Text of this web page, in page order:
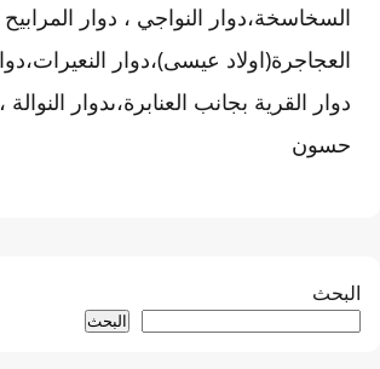
السخاسخة،دوار النواجي ، دوار المرابيح
العجاجرة(اولاد عيسى)،دوار
دوار القرية بجانب العنابرة،ىدوار النوالة
حسون
البحث
البحث